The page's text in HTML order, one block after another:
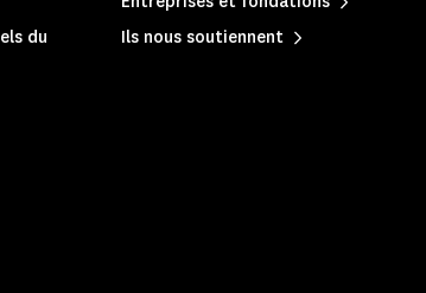
du
Ils nous soutiennent